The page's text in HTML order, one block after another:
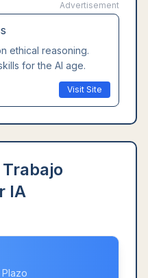
Advertisement
ethical reasoning.
for the AI age.
Visit Site
IA